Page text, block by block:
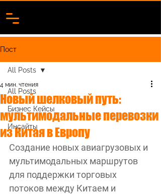
Пост
All Posts
Бизнес Кейсы
Инсайты
All Posts
Новый шелковый путь:
мультимодальные перевозки
из Китая в Европу
4 мин. чтения
Создание новых авиагрузовых и
мультимодальных маршрутов
для поддержки торговых
потоков между Китаем и